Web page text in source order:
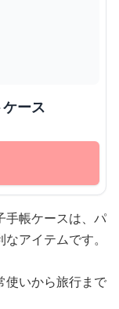
トケース
手帳ケースは、パ
アイテムです。
使いから旅行まで